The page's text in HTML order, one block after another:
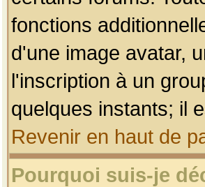
fonctions
d'une image avatar,
l'inscription à un
quelques instants; il
Revenir en haut de
Pourquoi suis-je